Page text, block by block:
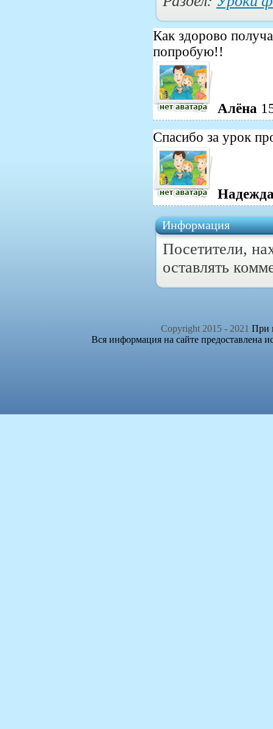
Как здорово
попробую!!
Aлёна
Спасибо за урок
Информация
Посетители,
оставлять
Copyright 2015 - 2021 При
Вся информация на сайте предоставлена